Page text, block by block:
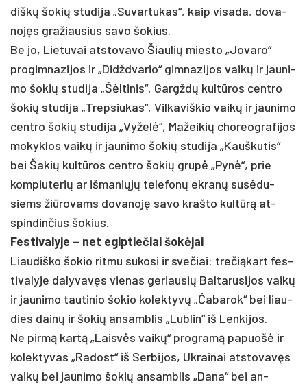
diškų šo­kių stu­di­ja „Su­var­tu­kas“, kaip vi­sa­da, do­va­
nojęs gra­žiau­sius sa­vo šo­kius.
Be jo, Lie­tu­vai at­sto­va­vo Šiau­lių mies­to „Jo­va­ro“
pro­gim­na­zi­jos ir „Didžd­va­rio“ gim­na­zi­jos vaikų ir jau­ni­
mo šo­kių stu­di­ja „Šėlti­nis“, Gargždų kultū­ros cent­ro
šo­kių stu­di­ja „Trep­siu­kas“, Vil­ka­viš­kio vaikų ir jau­ni­mo
cent­ro šo­kių stu­di­ja „Vy­želė“, Ma­žei­kių cho­reog­ra­fi­jos
mo­kyk­los vaikų ir jau­ni­mo šo­kių stu­di­ja „Kauš­ku­tis“
bei Ša­kių kultū­ros cent­ro šo­kių grupė „Pynė“, prie
kom­piu­te­rių ar iš­ma­niųjų te­le­fonų ek­ranų su­sėdu­
siems žiū­ro­vams do­va­noję sa­vo kraš­to kultūrą at­
spin­din­čius šo­kius.
Fes­ti­va­ly­je – net egip­tie­čiai šokė­jai
Liau­diš­ko šo­kio rit­mu su­ko­si ir sve­čiai: tre­čią­kart fes­
ti­va­ly­je da­ly­vavęs vie­nas ge­riau­sių Bal­ta­ru­si­jos vaikų
ir jau­ni­mo tau­ti­nio šo­kio ko­lek­tyvų „Ča­ba­rok“ bei liau­
dies dainų ir šo­kių an­samb­lis „Lub­lin“ iš Len­ki­jos.
Ne pirmą kartą „Laisvės vaikų“ pro­gramą pa­puošė ir
ko­lek­ty­vas „Ra­dost“ iš Ser­bi­jos, Uk­rai­nai at­sto­vavęs
vaikų bei jau­ni­mo šo­kių an­samb­lis „Da­na“ bei an­